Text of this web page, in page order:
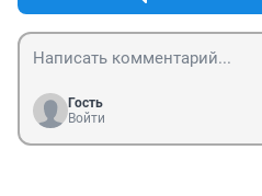
в России собирается, если
Гость
Войти